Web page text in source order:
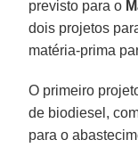
previsto para o
dois projetos
matéria-prima
O primeiro
de biodiesel,
para o